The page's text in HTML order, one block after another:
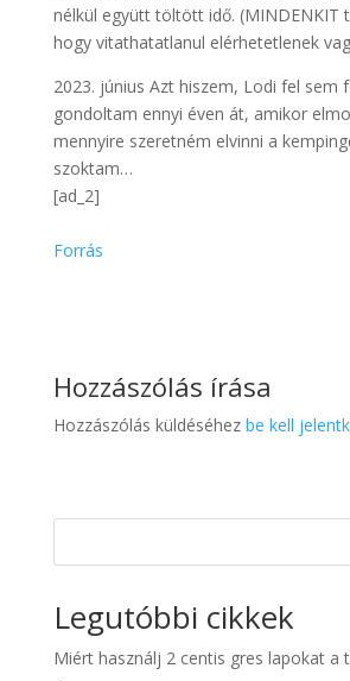
nélkül együtt töltött idő. (MINDENKIT
hogy vitathatatlanul elérhetetlenek
2023. június Azt hiszem, Lodi fel sem
gondoltam ennyi éven át, amikor
mennyire szeretném elvinni a
szoktam…
[ad_2]
Forrás
Hozzászólás írása
Hozzászólás küldéséhez be kell
Legutóbbi cikkek
Miért használj 2 centis gres lapokat a